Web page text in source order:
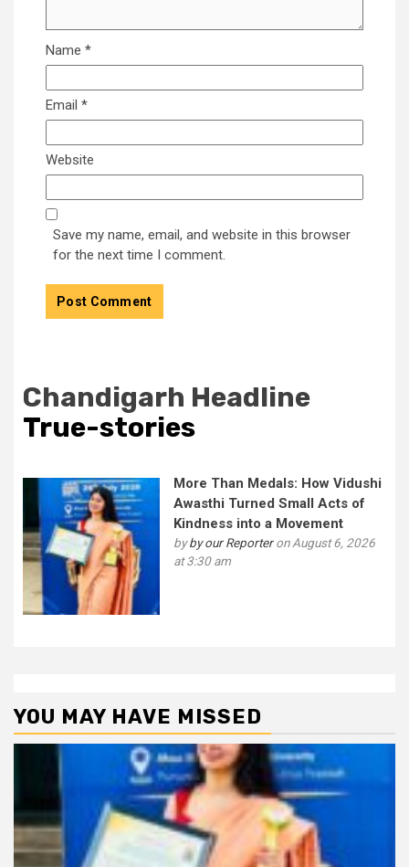
Name *
Email *
Website
Save my name, email, and website in this browser
for the next time I comment.
Chandigarh Headline
True-stories
More Than Medals: How Vidushi
Awasthi Turned Small Acts of
Kindness into a Movement
byby our Reporteron August 6, 2026
at 3:30 am
YOU MAY HAVE MISSED